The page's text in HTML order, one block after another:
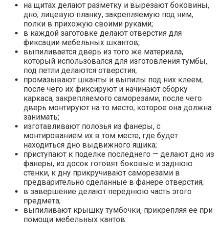
на щитах делают разметку и вырезают боковины,
дно, лицевую планку, закрепляемую под ним,
полки в прихожую своими руками;
в каждой заготовке делают отверстия для
фиксации мебельных шкантов;
выпиливается дверь из того же материала,
который использовался для изготовления тумбы,
под петли делаются отверстия;
промазывают шканты и выпилы под них клеем,
после чего их фиксируют и начинают сборку
каркаса, закрепляемого саморезами, после чего
дверь монтируют на то место, которое она должна
занимать;
изготавливают полозья из фанеры, с
монтированием их в том месте, где будет
находиться дно выдвижного ящика;
приступают к поделке последнего — делают дно из
фанеры, из досок готовят боковые и заднюю
стенки, к дну прикручивают саморезами в
предварительно сделанные в фанере отверстия;
в завершение делают переднюю часть этого
предмета;
выпиливают крышку тумбочки, прикрепляя ее при
помощи мебельных кантов.